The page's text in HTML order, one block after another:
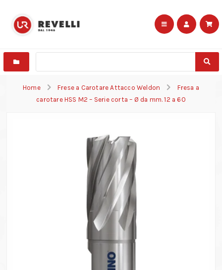
Home Frese a Carotare Attacco Weldon
Fresa a
carotare HSS M2 – Serie corta – Ø da mm. 12 a 60